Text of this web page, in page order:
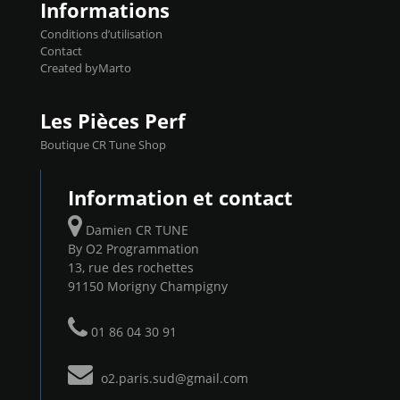
Informations
Conditions d’utilisation
Contact
Created byMarto
Les Pièces Perf
Boutique CR Tune Shop
Information et contact
Damien CR TUNE
By O2 Programmation
13, rue des rochettes
91150 Morigny Champigny
01 86 04 30 91
o2.paris.sud@gmail.com